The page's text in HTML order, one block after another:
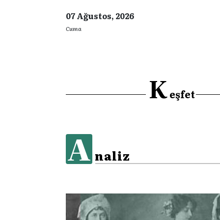
07 Ağustos, 2026
Cuma
Keşfet
A naliz